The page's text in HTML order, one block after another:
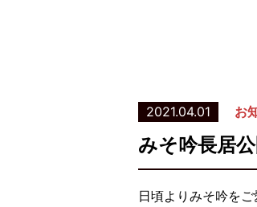
2021.04.01 お
みそ吟長居
日頃よりみそ吟を